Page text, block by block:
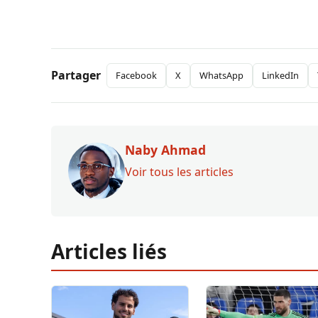
Partager Facebook X WhatsApp LinkedIn
Naby Ahmad
Voir tous les articles
Articles liés